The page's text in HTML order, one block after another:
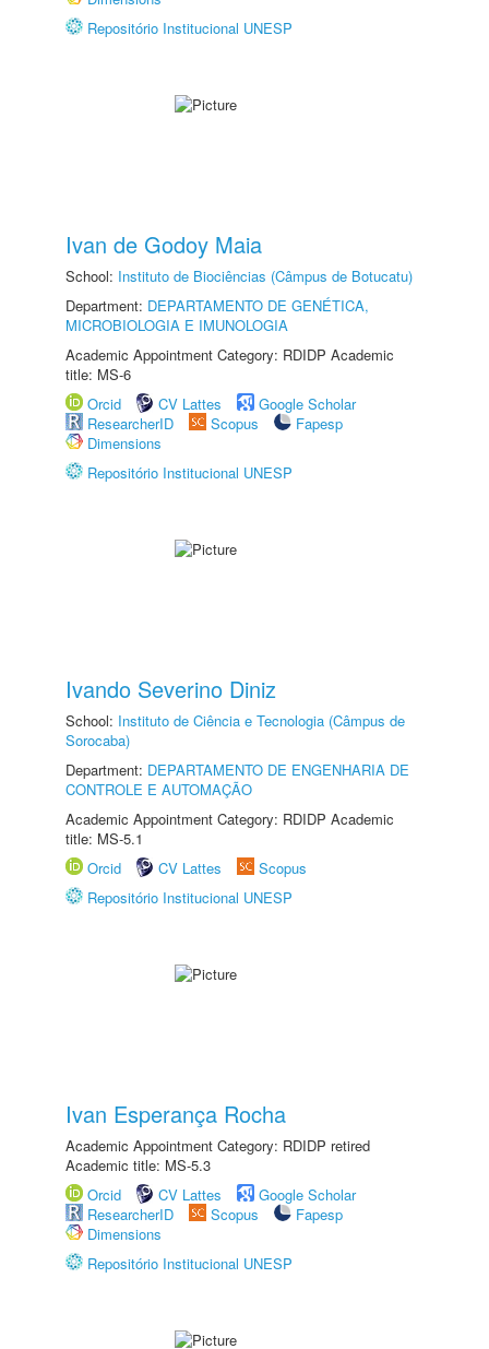
Repositório Institucional UNESP
Ivan de Godoy Maia
School: Instituto de Biociências (Câmpus de Botucatu)
Department: DEPARTAMENTO DE GENÉTICA,
MICROBIOLOGIA E IMUNOLOGIA
Academic Appointment Category: RDIDP Academic
title: MS-6
Orcid
CV Lattes
Google Scholar
ResearcherID
Scopus
Fapesp
Dimensions
Repositório Institucional UNESP
Ivando Severino Diniz
School: Instituto de Ciência e Tecnologia (Câmpus de
Sorocaba)
Department: DEPARTAMENTO DE ENGENHARIA DE
CONTROLE E AUTOMAÇÃO
Academic Appointment Category: RDIDP Academic
title: MS-5.1
Orcid
CV Lattes
Scopus
Repositório Institucional UNESP
Ivan Esperança Rocha
Academic Appointment Category: RDIDP retired
Academic title: MS-5.3
Orcid
CV Lattes
Google Scholar
ResearcherID
Scopus
Fapesp
Dimensions
Repositório Institucional UNESP